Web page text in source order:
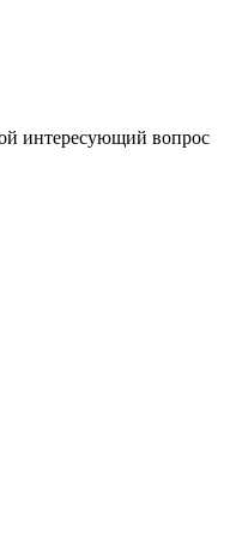
интересующий вопрос